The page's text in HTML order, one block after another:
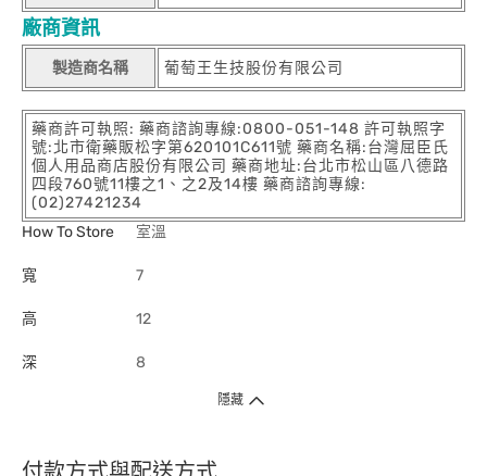
廠商資訊
製造商名稱 葡萄王生技股份有限公司
藥商許可執照: 藥商諮詢專線:0800-051-148 許可執照字
號:北市衛藥販松字第620101C611號 藥商名稱:台灣屈臣氏
個人用品商店股份有限公司 藥商地址:台北市松山區八德路
四段760號11樓之1、之2及14樓 藥商諮詢專線:
(02)27421234
How To Store
室溫
寬 7
高 12
深 8
隱藏